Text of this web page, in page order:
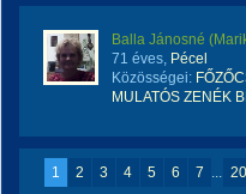
Balla Jánosné
71 éves, Pécel
Közösségei:
MULATÓS ZENÉK
1 2 3 4 5 6 7 ... 20